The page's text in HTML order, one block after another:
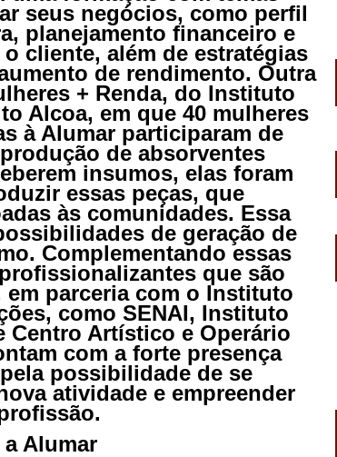
seus negócios, como perfil
planejamento financeiro e
cliente, além de estratégias
de rendimento. Outra
+ Renda, do Instituto
Alcoa, em que 40 mulheres
à Alumar participaram de
de absorventes
insumos, elas foram
essas peças, que
às comunidades. Essa
de geração de
Complementando essas
que são
parceria com o Instituto
como SENAI, Instituto
Centro Artístico e Operário
com a forte presença
possibilidade de se
atividade e empreender
Alumar